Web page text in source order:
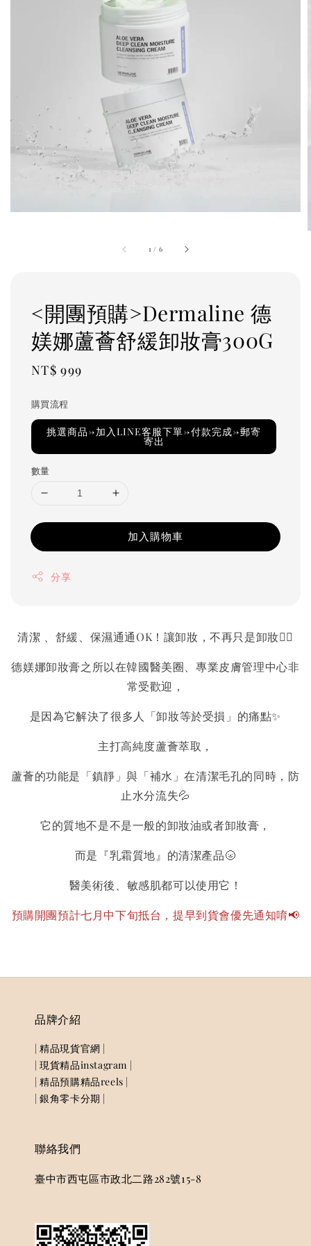
1 / 6
<開團預購>Dermaline 德
媄娜蘆薈舒緩卸妝膏300G
Regular
NT$ 999
購買流程
挑選商品→加入LINE客服下單→付款完成→郵寄
寄出
數量
加入購物車
分享
清潔 、舒緩、保濕通通OK！讓卸妝，不再只是卸妝👌🏻
德媄娜卸妝膏之所以在韓國醫美圈、專業皮膚管理中心非
常受歡迎，
是因為它解決了很多人「卸妝等於受損」的痛點✨
主打高純度蘆薈萃取，
蘆薈的功能是「鎮靜」與「補水」在清潔毛孔的同時，防
止水分流失💦
它的質地不是不是一般的卸妝油或者卸妝膏，
而是『乳霜質地』的清潔產品🌝
醫美術後、敏感肌都可以使用它！
預購開團預計七月中下旬抵台，提早到貨會優先通知唷📢
品牌介紹
| 精品現貨官網 |
| 現貨精品instagram |
| 精品預購精品reels |
| 銀角零卡分期 |
聯絡我們
臺中市西屯區市政北二路282號15-8